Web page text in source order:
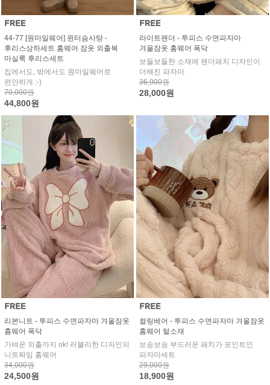
44-77 [원마일웨어] 윈터솜사탕 -
후리스상하세트 홈웨어 잠옷 외출복
마실룩 후리스세트
집에서도, 밖에서도 원마일웨어로
편안하게 :-)
70,000원
44,800원
라이트팬더 - 투피스 수면파자마
겨울잠옷 홈웨어 폭닥
보들보들한 소재에 팬더패치 디자인이
더해진 파자마
36,900원
28,000원
리본니트 - 투피스 수면파자마 겨울잠옷
홈웨어 폭닥
가벼운 외출까지 ok! 러블리한 디자인의
니트짜임 홈웨어
34,000원
24,500원
컬링베어 - 투피스 수면파자마 겨울잠옷
홈웨어 털소재
보송보송 부드러운 패치가 포인트인
파자마세트
29,000원
18,900원